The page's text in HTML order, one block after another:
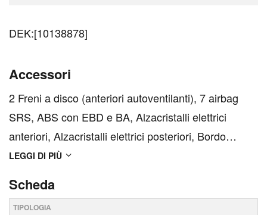
DEK:[10138878]
Accessori
2 Freni a disco (anteriori autoventilanti), 7 airbag
SRS, ABS con EBD e BA, Alzacristalli elettrici
anteriori, Alzacristalli elettrici posteriori, Bordo
inferiore dei finestrini cromato, Cambio automatico,
(con serratura), Cassetto portaoggetti (refrig...
LEGGI DI PIÙ
Scheda
TIPOLOGIA